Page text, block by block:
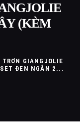
(KÈM
GIANGJOLIE
ĐEN NGẮN 2...